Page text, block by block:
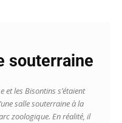
souterraine
et les Bisontins s’étaient
salle souterraine à la
zoologique. En réalité, il